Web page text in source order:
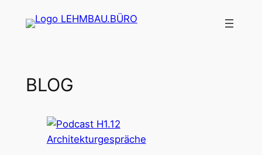
Inhalt
BLOG